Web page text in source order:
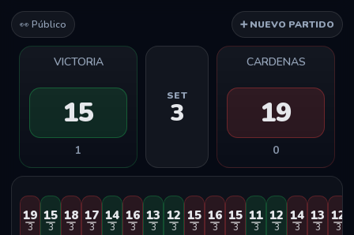
👀 Público ➕ NUEVO PARTIDO
VICTORIA
15
1
SET
3
CARDENAS
19
0
19
3
15
3
18
3
17
3
14
3
16
3
13
3
12
3
15
3
16
3
15
3
11
3
12
3
14
3
13
3
12
3